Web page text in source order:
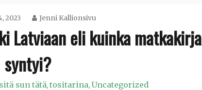
2023 Jenni Kallionsivu
Latviaan eli kuinka matkakirja
syntyi?
sitä sun tätä,tositarina, Uncategorized